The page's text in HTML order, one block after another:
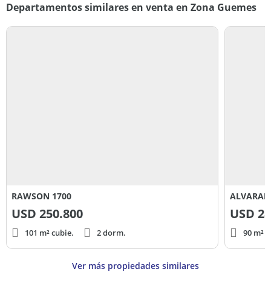
Departamentos similares en venta en Zona Guemes
RAWSON 1700
USD 250.800
101 m² cubie. 2 dorm.
USD
90 m²
Ver más propiedades similares